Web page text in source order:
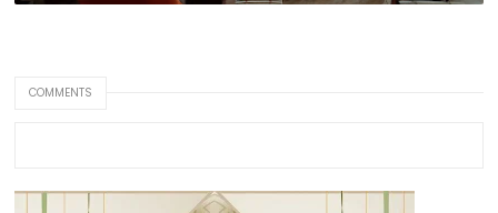
COMMENTS